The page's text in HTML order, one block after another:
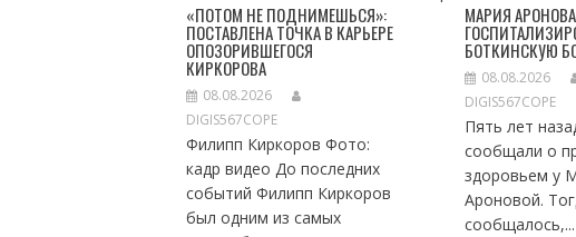
«ПОТОМ НЕ ПОДНИМЕШЬСЯ»:
ПОСТАВЛЕНА ТОЧКА В КАРЬЕРЕ
ОПОЗОРИВШЕГОСЯ
КИРКОРОВА
08.08.2026
DIGIS567COPE
Филипп Киркоров Фото:
кадр видео До последних
событий Филипп Киркоров
был одним из самых
МАРИЯ
БОТКИНСКУЮ
08.08.2026
DIGIS567COPE
Пять лет
сообщали о
здоровьем у
Ароновой.
сообщалось,...